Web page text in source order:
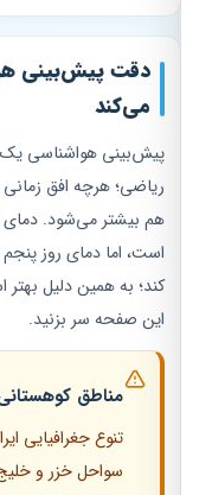
دقت پیش‌بینی
می‌کند
پیش‌بینی هواشناسی یک
ریاضی؛ هرچه افق زمانی
هم بیشتر می‌شود. دمای
است، اما دمای روز پنجم
کند؛ به همین دلیل بهتر
این صفحه سر بزنید.
مناطق کوهستانی و
تنوع جغرافیایی ایران
سواحل خزر و خلیج